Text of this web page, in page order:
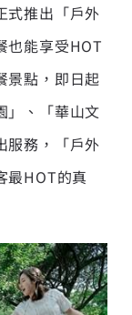
式推出「戶外
也能享受HOT
景點，即日起
」、「華山文
服務，「戶外
最HOT的真